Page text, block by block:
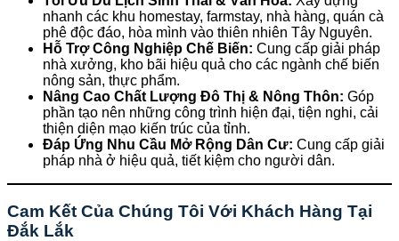
nhanh các khu homestay, farmstay, nhà hàng, quán cà
phê độc đáo, hòa mình vào thiên nhiên Tây Nguyên.
Hỗ Trợ Công Nghiệp Chế Biến: Cung cấp giải pháp
nhà xưởng, kho bãi hiệu quả cho các ngành chế biến
nông sản, thực phẩm.
Nâng Cao Chất Lượng Đô Thị & Nông Thôn: Góp
phần tạo nên những công trình hiện đại, tiện nghi, cải
thiện diện mạo kiến trúc của tỉnh.
Đáp Ứng Nhu Cầu Mở Rộng Dân Cư: Cung cấp giải
pháp nhà ở hiệu quả, tiết kiệm cho người dân.
Cam Kết Của Chúng Tôi Với Khách Hàng Tại
Đắk Lắk